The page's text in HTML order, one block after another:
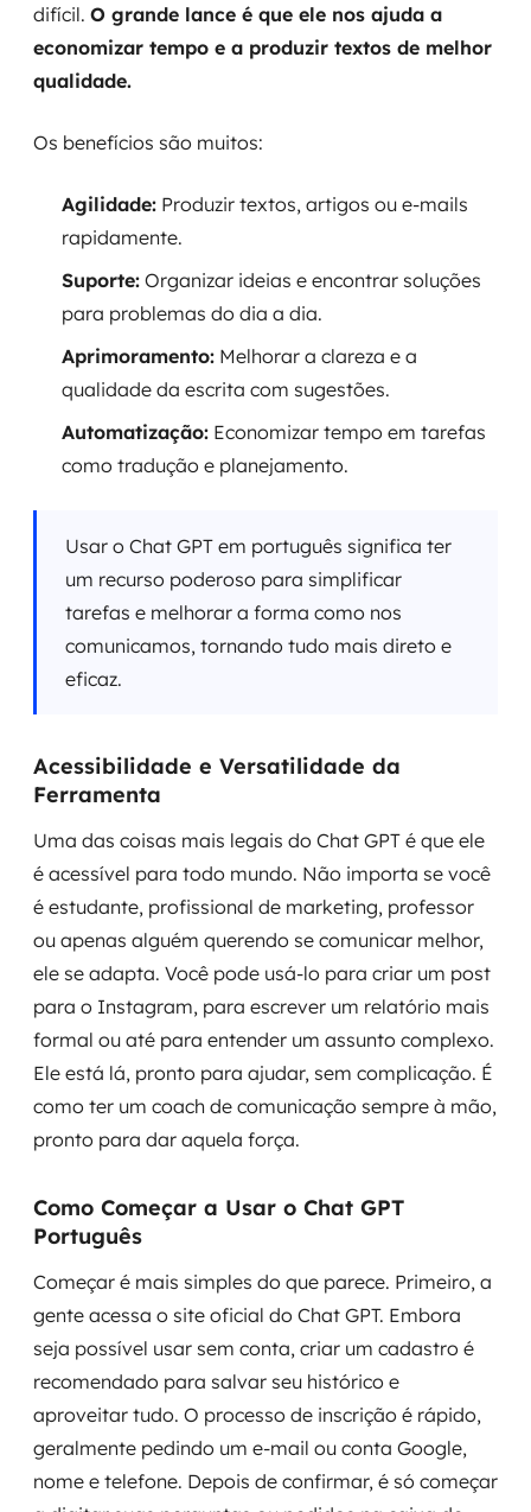
difícil. O grande lance é que ele nos ajuda a
economizar tempo e a produzir textos de melhor
qualidade.
Os benefícios são muitos:
Agilidade: Produzir textos, artigos ou e-mails
rapidamente.
Suporte: Organizar ideias e encontrar soluções
para problemas do dia a dia.
Aprimoramento: Melhorar a clareza e a
qualidade da escrita com sugestões.
Automatização: Economizar tempo em tarefas
como tradução e planejamento.
Usar o Chat GPT em português significa ter
um recurso poderoso para simplificar
tarefas e melhorar a forma como nos
comunicamos, tornando tudo mais direto e
eficaz.
Acessibilidade e Versatilidade da
Ferramenta
Uma das coisas mais legais do Chat GPT é que ele
é acessível para todo mundo. Não importa se você
é estudante, profissional de marketing, professor
ou apenas alguém querendo se comunicar melhor,
ele se adapta. Você pode usá-lo para criar um post
para o Instagram, para escrever um relatório mais
formal ou até para entender um assunto complexo.
Ele está lá, pronto para ajudar, sem complicação. É
como ter um coach de comunicação sempre à mão,
pronto para dar aquela força.
Como Começar a Usar o Chat GPT
Português
Começar é mais simples do que parece. Primeiro, a
gente acessa o site oficial do Chat GPT. Embora
seja possível usar sem conta, criar um cadastro é
recomendado para salvar seu histórico e
aproveitar tudo. O processo de inscrição é rápido,
geralmente pedindo um e-mail ou conta Google,
nome e telefone. Depois de confirmar, é só começar